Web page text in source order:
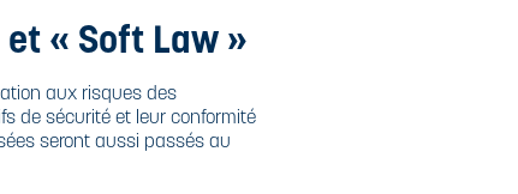
« Soft Law »
aux risques des
de sécurité et leur conformité
seront aussi passés au